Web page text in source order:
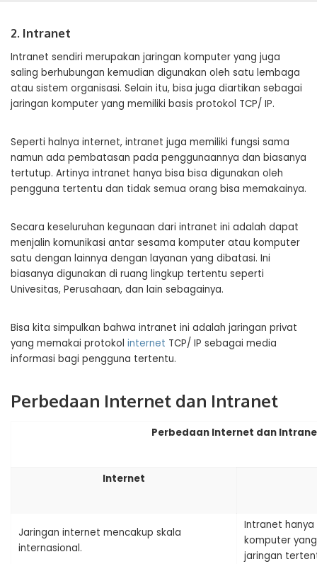
2. Intranet
Intranet sendiri merupakan jaringan komputer yang juga
saling berhubungan kemudian digunakan oleh satu lembaga
atau sistem organisasi. Selain itu, bisa juga diartikan sebagai
jaringan komputer yang memiliki basis protokol TCP/ IP.
Seperti halnya internet, intranet juga memiliki fungsi sama
namun ada pembatasan pada penggunaannya dan biasanya
tertutup. Artinya intranet hanya bisa bisa digunakan oleh
pengguna tertentu dan tidak semua orang bisa memakainya.
Secara keseluruhan kegunaan dari intranet ini adalah dapat
menjalin komunikasi antar sesama komputer atau komputer
satu dengan lainnya dengan layanan yang dibatasi. Ini
biasanya digunakan di ruang lingkup tertentu seperti
Univesitas, Perusahaan, dan lain sebagainya.
Bisa kita simpulkan bahwa intranet ini adalah jaringan privat
yang memakai protokol internet TCP/ IP sebagai media
informasi bagi pengguna tertentu.
Perbedaan Internet dan Intranet
Perbedaan Internet dan
Internet
Jaringan internet mencakup skala
internasional.
Intranet
komputer
jaringan